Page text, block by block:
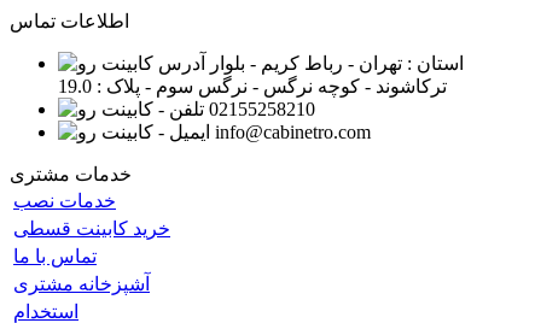
اطلاعات تماس
استان : تهران - رباط کریم - بلوار
ترکاشوند - کوچه نرگس - نرگس سوم - پلاک : 19.0
02155258210
info@cabinetro.com
خدمات مشتری
خدمات نصب
خرید کابینت قسطی
تماس با ما
آشپزخانه مشتری
استخدام